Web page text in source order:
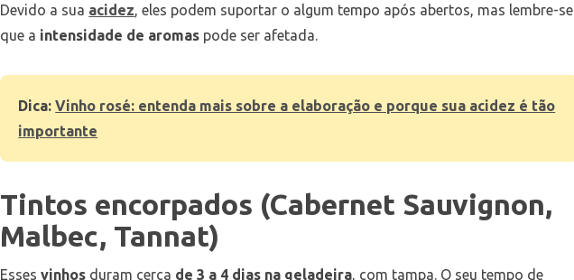
Devido a sua acidez, eles podem suportar o algum tempo após abertos, mas lembre-se
que a intensidade de aromas pode ser afetada.
Dica: Vinho rosé: entenda mais sobre a elaboração e porque sua acidez é tão
importante
Tintos encorpados (Cabernet Sauvignon,
Malbec, Tannat)
Essesvinhos duram cerca de 3 a 4 dias na geladeira, com tampa. O seu tempo de